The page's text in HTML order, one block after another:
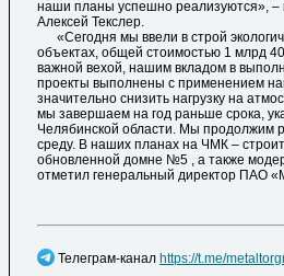
наши планы успешно реализуются», –
Алексей Текслер.
«Сегодня мы ввели в строй
объектах, общей стоимостью 1 млрд
важной вехой, нашим вкладом в
проекты выполнены с применением
значительно снизить нагрузку на
мы завершаем на год раньше срока,
Челябинской области. Мы продолжим
среду. В наших планах на ЧМК –
обновленной домне №5 , а также
отметил генеральный директор ПАО
Телеграм-канал https://t.me/